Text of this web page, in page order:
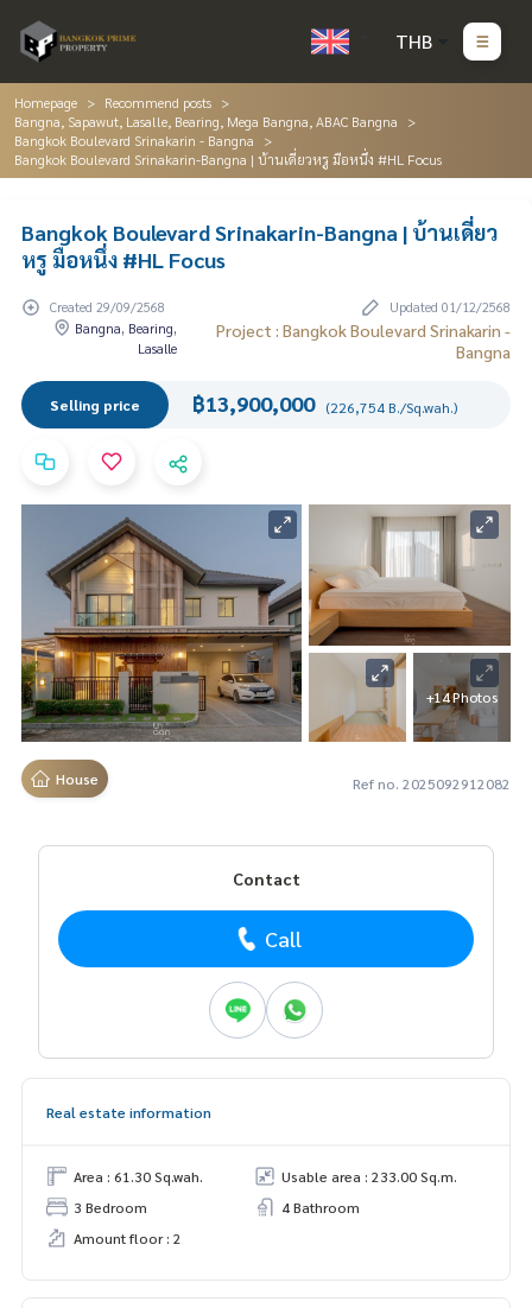
THB
Homepage
Recommend posts
Bangna, Sapawut, Lasalle, Bearing, Mega Bangna, ABAC Bangna
Bangkok Boulevard Srinakarin - Bangna
Bangkok Boulevard Srinakarin-Bangna | บ้านเดี่ยวหรู มือหนึ่ง #HL Focus
Bangkok Boulevard Srinakarin-Bangna | บ้านเดี่ยว
หรู มือหนึ่ง #HL Focus
Created 29/09/2568
Updated 01/12/2568
Bangna, Bearing,
Lasalle
Project : Bangkok Boulevard Srinakarin -
Bangna
Selling price ฿13,900,000 (226,754 B./Sq.wah.)
+14 Photos
House Ref no. 2025092912082
Contact
Call
Real estate information
Area : 61.30 Sq.wah.
Usable area : 233.00 Sq.m.
3 Bedroom
4 Bathroom
Amount floor : 2